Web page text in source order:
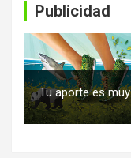
Publicidad
Tu aporte es